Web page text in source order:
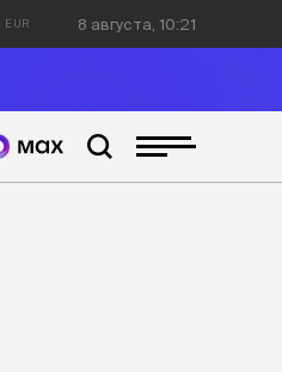
8 августа, 10:21